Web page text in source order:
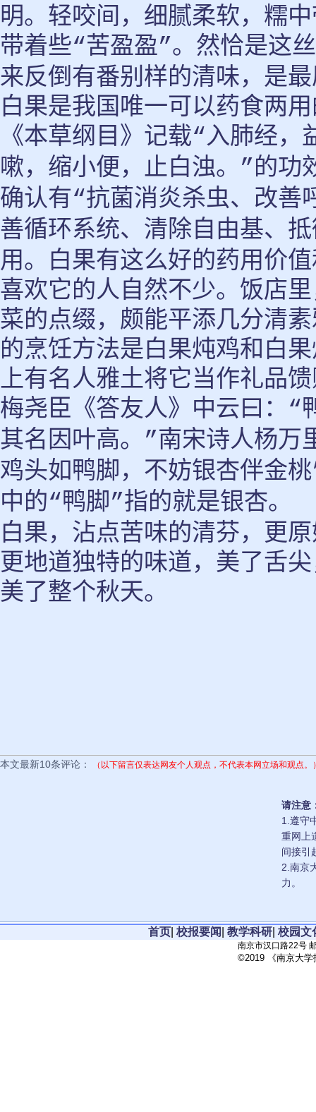
明。轻咬间，细腻柔软，糯
带着些“苦盈盈”。然恰是这
来反倒有番别样的清味，是
白果是我国唯一可以药食两
《本草纲目》记载“入肺经，
嗽，缩小便，止白浊。 ”的功
确认有“抗菌消炎杀虫、改善
善循环系统、清除自由基、
用。白果有这么好的药用价
喜欢它的人自然不少。饭店
菜的点缀，颇能平添几分清
的烹饪方法是白果炖鸡和白
上有名人雅土将它当作礼品
梅尧臣《答友人》中云曰： “
其名因叶高。 ”南宋诗人杨万
鸡头如鸭脚，不妨银杏伴金桃
中的“鸭脚”指的就是银杏。
白果，沾点苦味的清芬，更
更地道独特的味道，美了舌
美了整个秋天。
本文最新10条评论： （以下留言仅表达网友个人观点，不代表本网立场和观点。
请注意
1.遵守
重网上
间接引
2.南京
力。
首页 校报要闻 教学科研 校园文
南京市汉口路22号
©2019 《南京大